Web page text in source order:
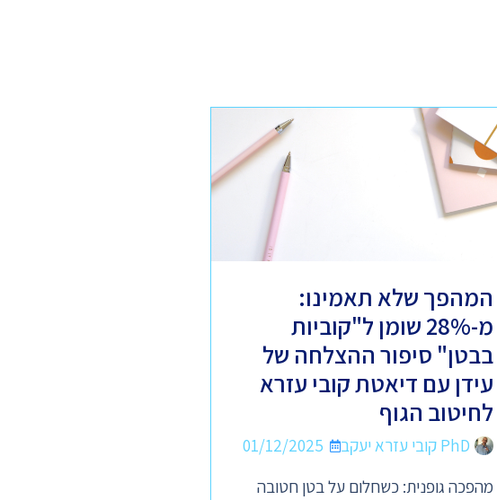
המהפך שלא תאמינו:
מ-28% שומן ל"קוביות
בבטן" סיפור ההצלחה של
עידן עם דיאטת קובי עזרא
לחיטוב הגוף
PhD קובי עזרא יעקב
01/12/2025
מהפכה גופנית: כשחלום על בטן חטובה